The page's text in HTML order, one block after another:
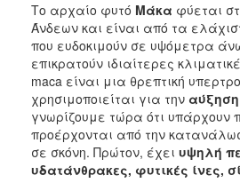
Ροφήματα
Snacks
Αρτοσκευάσματα
Ντελικατέσεν
Νιφάδες & Σπόροι Δημητριακών
Το αρχαίο φυτό Μάκα φύεται
Άνδεων και είναι από τα
που ευδοκιμούν σε υψόμετρα
επικρατούν ιδιαίτερες
maca είναι μια θρεπτική
χρησιμοποιείται για την αύξηση
γνωρίζουμε τώρα ότι
προέρχονται από την
σε σκόνη. Πρώτον, έχει υψηλή
υδατάνθρακες, φυτικές ίνες,